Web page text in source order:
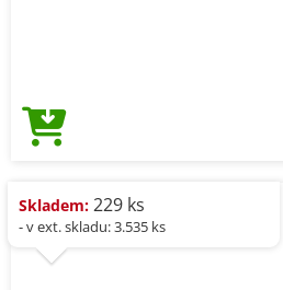
Skladem: 229 ks
- v ext. skladu: 3.535 ks